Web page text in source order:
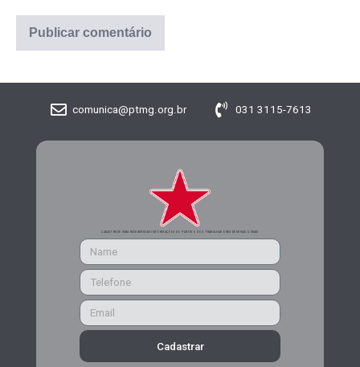
comunica@ptmg.org.br 031 3115-7613
CADASTRE-SE PARA RECEBER MAIS INFORMAÇÕES DO PARTIDO DOS TRABALHADORES DE MINAS GERAIS
Cadastrar